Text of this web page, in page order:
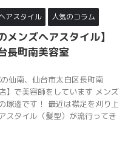
アスタイル 人気のコラム
メンズヘアスタイル】
長町南美容室
仙南、仙台市太白区長町南
店】で美容師をしています メンズ
塚邉です！ 最近は襟足を刈り上
スタイル（髪型）が流行ってき